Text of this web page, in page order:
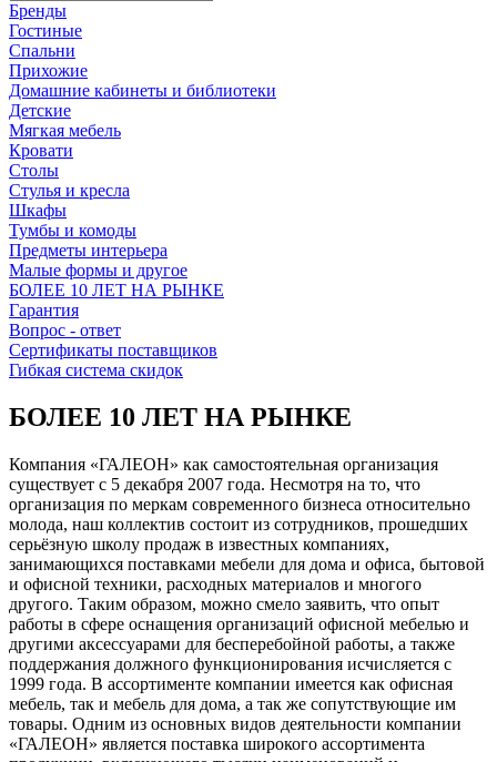
Бренды
Гостиные
Спальни
Прихожие
Домашние кабинеты и библиотеки
Детские
Мягкая мебель
Кровати
Столы
Стулья и кресла
Шкафы
Тумбы и комоды
Предметы интерьера
Малые формы и другое
БОЛЕЕ 10 ЛЕТ НА РЫНКЕ
Гарантия
Вопрос - ответ
Сертификаты поставщиков
Гибкая система скидок
БОЛЕЕ 10 ЛЕТ НА РЫНКЕ
Компания «ГАЛЕОН» как самостоятельная организация
существует с 5 декабря 2007 года. Несмотря на то, что
организация по меркам современного бизнеса относительно
молода, наш коллектив состоит из сотрудников, прошедших
серьёзную школу продаж в известных компаниях,
занимающихся поставками мебели для дома и офиса, бытовой
и офисной техники, расходных материалов и многого
другого. Таким образом, можно смело заявить, что опыт
работы в сфере оснащения организаций офисной мебелью и
другими аксессуарами для бесперебойной работы, а также
поддержания должного функционирования исчисляется с
1999 года. В ассортименте компании имеется как офисная
мебель, так и мебель для дома, а так же сопутствующие им
товары. Одним из основных видов деятельности компании
«ГАЛЕОН» является поставка широкого ассортимента